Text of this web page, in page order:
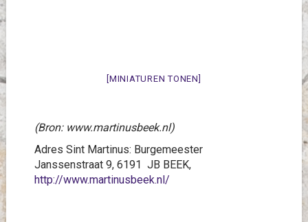
[MINIATUREN TONEN]
(Bron: www.martinusbeek.nl)
Adres Sint Martinus: Burgemeester
Janssenstraat 9, 6191 JB BEEK,
http://www.martinusbeek.nl/